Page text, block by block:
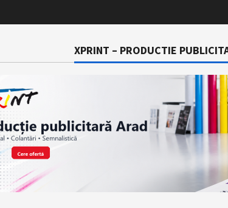
XPRINT – PRODUCTIE